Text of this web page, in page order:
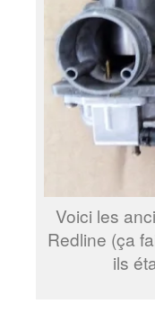
Voici les
Redline (ça
ils